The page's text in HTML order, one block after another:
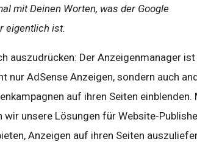
mit Deinen Worten, was der Google
eigentlich ist.
auszudrücken: Der Anzeigenmanager
nur AdSense Anzeigen, sondern auch
auf ihren Seiten
wir unsere Lösungen für Website-
Anzeigen auf ihren Seiten